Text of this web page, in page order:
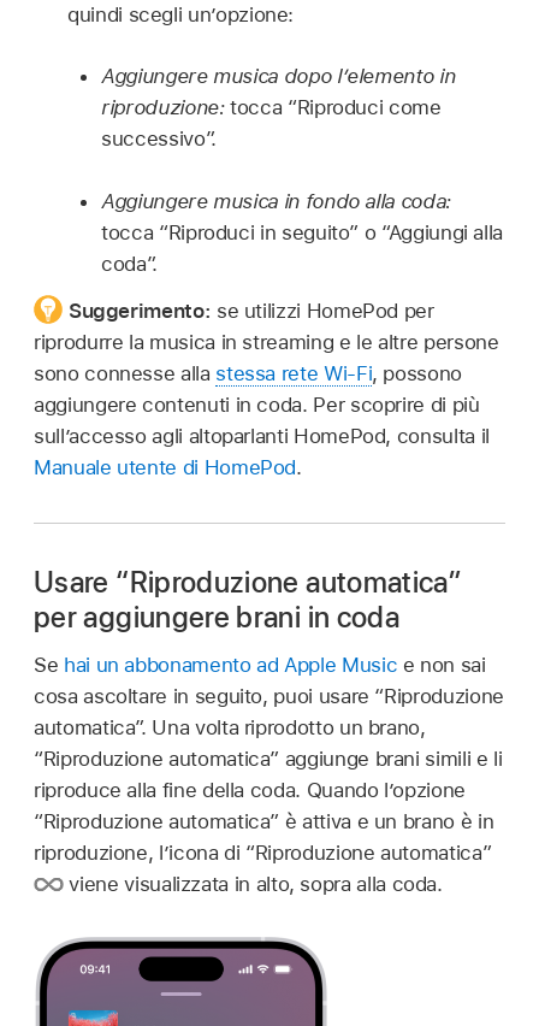
quindi scegli un’opzione:
Aggiungere musica dopo l’elemento in
riproduzione:tocca “Riproduci come
successivo”.
Aggiungere musica in fondo alla coda:
tocca “Riproduci in seguito” o “Aggiungi alla
coda”.
Suggerimento: se utilizzi HomePod per
riprodurre la musica in streaming e le altre persone
sono connesse alla stessa rete Wi-Fi, possono
aggiungere contenuti in coda. Per scoprire di più
sull’accesso agli altoparlanti HomePod, consulta il
Manuale utente di HomePod.
Usare “Riproduzione automatica”
per aggiungere brani in coda
Se hai un abbonamento ad Apple Music e non sai
cosa ascoltare in seguito, puoi usare “Riproduzione
automatica”. Una volta riprodotto un brano,
“Riproduzione automatica” aggiunge brani simili e li
riproduce alla fine della coda. Quando l’opzione
“Riproduzione automatica” è attiva e un brano è in
riproduzione, l’icona di “Riproduzione automatica”
viene visualizzata in alto, sopra alla coda.